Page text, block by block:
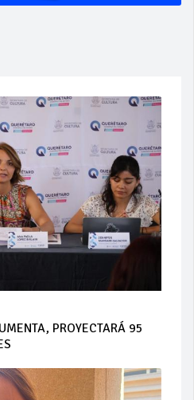
PROYECTARÁ 95